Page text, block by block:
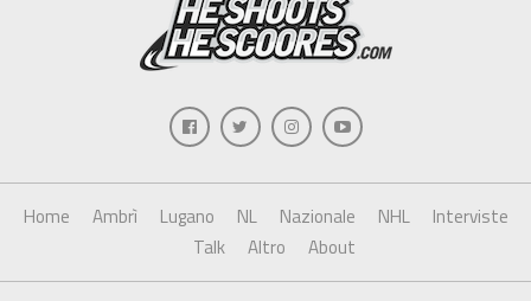
Home Ambrì Lugano NL Nazionale NHL
Interviste
Talk
Altro About